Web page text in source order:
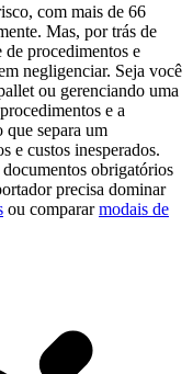
com mais de 66
Mas, por trás de
de procedimentos e
negligenciar. Seja você
ou gerenciando uma
e a
que separa um
e custos inesperados.
obrigatórios
precisa dominar
ou compararmodais de